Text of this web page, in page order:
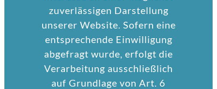
zuverlässigen Darstellung
unserer Website. Sofern eine
entsprechende Einwilligung
abgefragt wurde, erfolgt die
Verarbeitung ausschließlich
auf Grundlage von Art. 6